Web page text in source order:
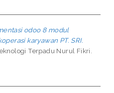
odoo 8 modul
karyawan PT. SRI.
Terpadu Nurul Fikri.